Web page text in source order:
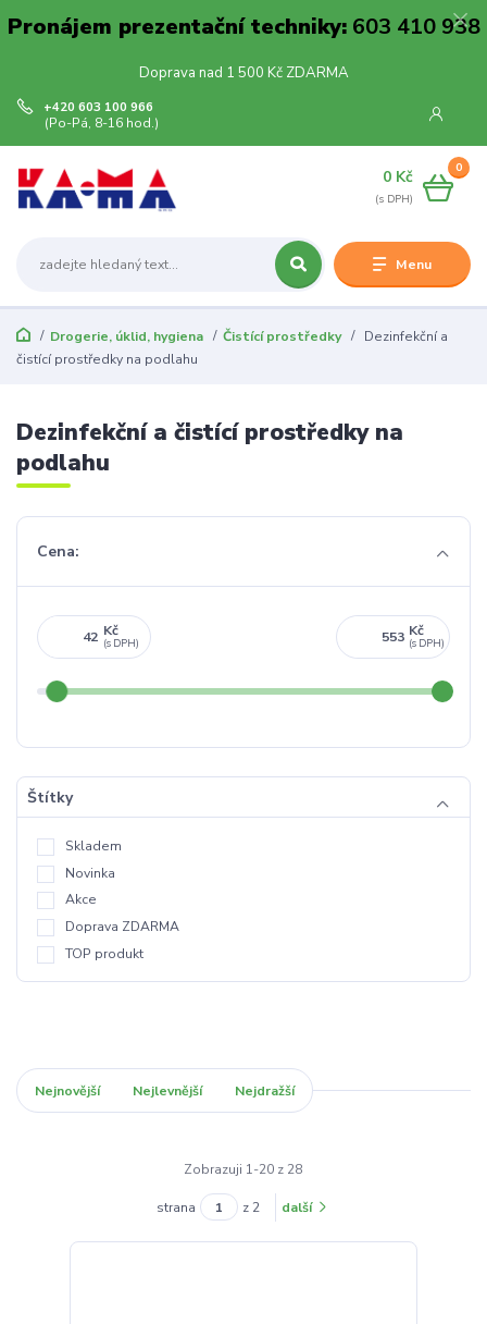
Pronájem prezentační techniky:603 410 938
Doprava nad 1 500 Kč ZDARMA
Menu
+420 603 100 966
(Po-Pá, 8-16 hod.)
0
0 Kč
Drogerie, úklid, hygiena Čistící prostředky
Dezinfekční a
čistící prostředky na podlahu
Dezinfekční a čistící prostředky na
podlahu
Cena:
Kč Kč
Štítky
Skladem
Novinka
Akce
Doprava ZDARMA
TOP produkt
Nejnovější Nejlevnější Nejdražší
Zobrazuji 1-20 z 28
strana z 2 další